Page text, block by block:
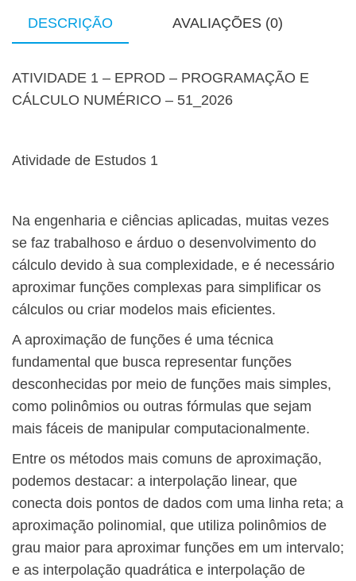
DESCRIÇÃO AVALIAÇÕES (0)
ATIVIDADE 1 – EPROD – PROGRAMAÇÃO E
CÁLCULO NUMÉRICO – 51_2026
Atividade de Estudos 1
Na engenharia e ciências aplicadas, muitas vezes
se faz trabalhoso e árduo o desenvolvimento do
cálculo devido à sua complexidade, e é necessário
aproximar funções complexas para simplificar os
cálculos ou criar modelos mais eficientes.
A aproximação de funções é uma técnica
fundamental que busca representar funções
desconhecidas por meio de funções mais simples,
como polinômios ou outras fórmulas que sejam
mais fáceis de manipular computacionalmente.
Entre os métodos mais comuns de aproximação,
podemos destacar: a interpolação linear, que
conecta dois pontos de dados com uma linha reta; a
aproximação polinomial, que utiliza polinômios de
grau maior para aproximar funções em um intervalo;
e as interpolação quadrática e interpolação de